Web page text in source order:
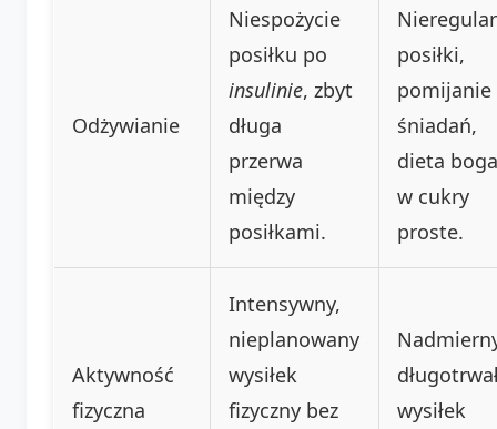
Odżywianie
Niespożycie
posiłku po
insulinie, zbyt
długa
przerwa
między
posiłkami.
posiłki,
pomijanie
śniadań,
dieta
w cukry
proste.
Aktywność
fizyczna
Intensywny,
nieplanowany
wysiłek
fizyczny bez
wysiłek